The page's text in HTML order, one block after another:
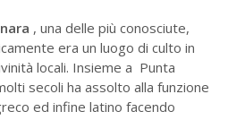
, una delle più conosciute,
era un luogo di culto in
locali. Insieme a Punta
secoli ha assolto alla funzione
ed infine latino facendo